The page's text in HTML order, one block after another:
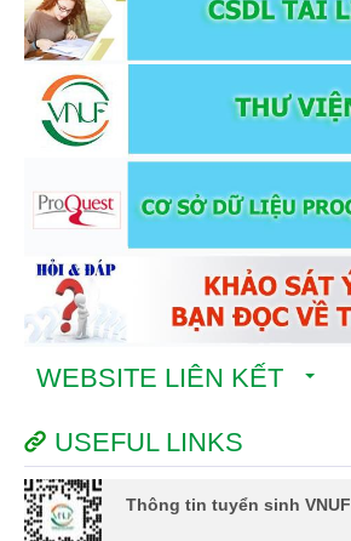
WEBSITE LIÊN KẾT
USEFUL LINKS
Thông tin tuyển sinh VNUF